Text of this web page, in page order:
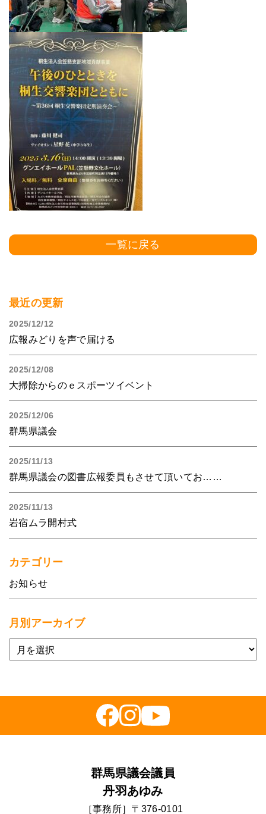
一覧に戻る
最近の更新
2025/12/12
広報みどりを声で届ける
2025/12/08
大掃除からのｅスポーツイベント
2025/12/06
群馬県議会
2025/11/13
群馬県議会の図書広報委員もさせて頂いてお……
2025/11/13
岩宿ムラ開村式
カテゴリー
お知らせ
月別アーカイブ
群馬県議会議員
丹羽あゆみ
［事務所］〒376-0101